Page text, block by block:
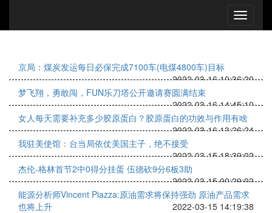
京局：煤炭发运每日必保完成7100车(电煤4800车)目标
2022-03-16 10:36:20
梦飞翔，勇敢闯，FUN乐刀塔公开邀请赛圆满结束
2022-03-16 14:45:10
女人每天需要补充多少胶原蛋白？胶原蛋白的功效与作用有啥
2022-03-16 13:26:24
我驻美使馆：台当局依仗美国主子，绝不接受
2022-03-15 18:39:02
杰伦-格林首节2中0得分挂蛋 伍德砍9分6板3助
2022-03-15 00:29:02
能源分析师Vincent Piazza:原油需求将保持强劲 原油产品需求
也将上升
2022-03-15 14:19:38